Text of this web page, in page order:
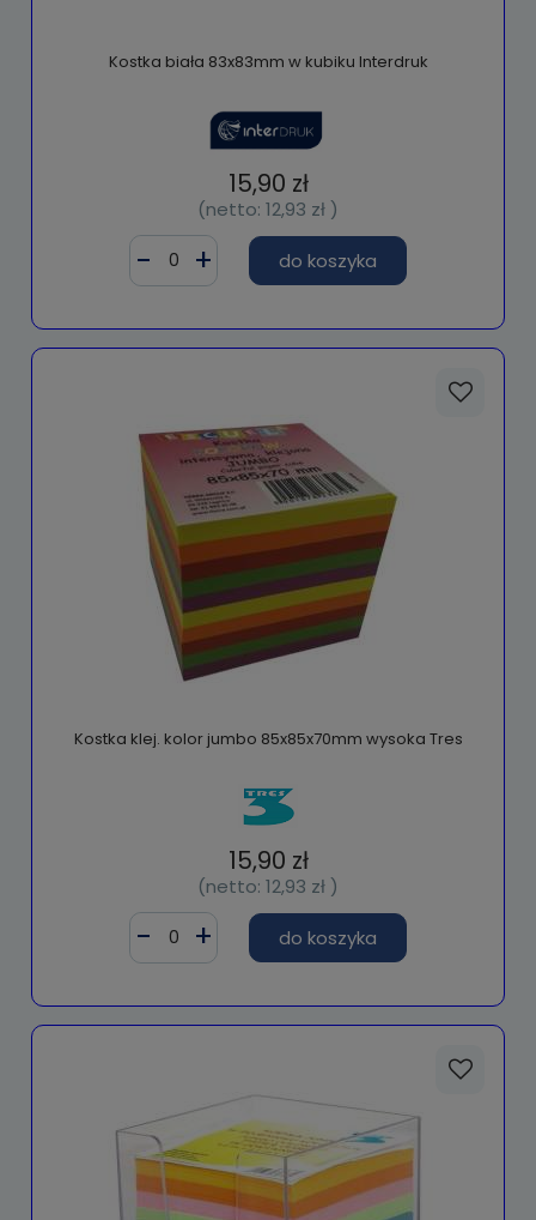
Kostka biała 83x83mm w kubiku Interdruk
15,90 zł
(netto: 12,93 zł )
do koszyka
Kostka klej. kolor jumbo 85x85x70mm wysoka Tres
15,90 zł
(netto: 12,93 zł )
do koszyka